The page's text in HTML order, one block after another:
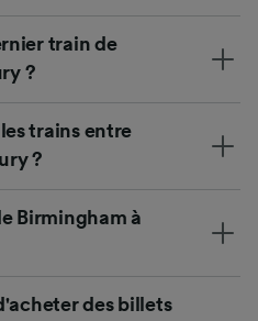
train de
?
trains entre
?
Birmingham à
des billets